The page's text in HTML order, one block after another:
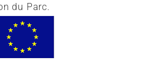
du Parc.